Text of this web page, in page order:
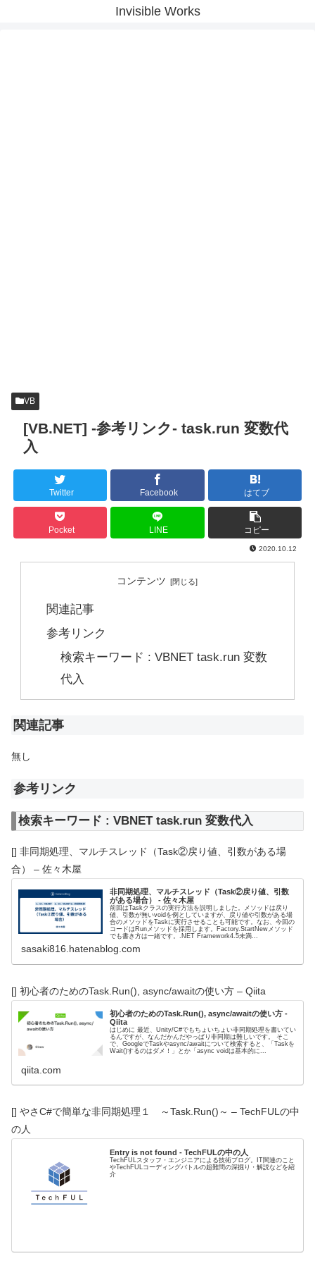
Invisible Works
VB
[VB.NET] -参考リンク- task.run 変数代
入
Twitter Facebook はてブ
Pocket LINE コピー
2020.10.12
コンテンツ
関連記事
参考リンク
検索キーワード : VBNET task.run 変数
代入
関連記事
無し
参考リンク
検索キーワード : VBNET task.run 変数代入
[] 非同期処理、マルチスレッド（Task②戻り値、引数がある場
合） – 佐々木屋
非同期処理、マルチスレッド（Task②戻り値、引数
がある場合） - 佐々木屋
前回はTaskクラスの実行方法を説明しました。メソッドは戻り
値、引数が無いvoidを例としていますが、戻り値や引数がある場
合のメソッドをTaskに実行させることも可能です。なお、今回の
コードはRunメソッドを採用します。Factory.StartNewメソッド
でも書き方は一緒です。.NET Framework4.5未満...
sasaki816.hatenablog.com
[] 初心者のためのTask.Run(), async/awaitの使い方 – Qiita
初心者のためのTask.Run(), async/awaitの使い方 -
Qiita
はじめに 最近、Unity/C#でもちょいちょい非同期処理を書いてい
るんですが、なんだかんだやっぱり非同期は難しいです。 そこ
で、GoogleでTaskやasync/awaitについて検索すると、「Taskを
Wait()するのはダメ！」とか「async voidは基本的に...
qiita.com
[] やさC#で簡単な非同期処理１ ～Task.Run()～ – TechFULの中
の人
Entry is not found - TechFULの中の人
TechFULスタッフ・エンジニアによる技術ブログ。IT関連のこと
やTechFULコーディングバトルの超難問の深掘り・解説などを紹
介